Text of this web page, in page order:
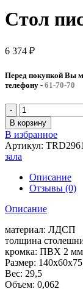
Стол
6 374 ₽
Перед покупкой Вы
телефону - 61-70-70
В корзину
В избранное
Артикул:
зала
Описание
Отзывы (0)
Описание
материал: ЛДСП
толщина
кромка: ПВХ 2
Размер: 140x60x75
Вес: 29,5
Объем: 0,062